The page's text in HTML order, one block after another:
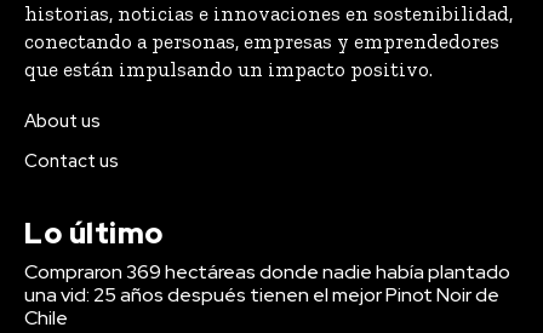
historias, noticias e innovaciones en sostenibilidad,
conectando a personas, empresas y emprendedores
que están impulsando un impacto positivo.
About us
Contact us
Lo último
Compraron 369 hectáreas donde nadie había plantado
una vid: 25 años después tienen el mejor Pinot Noir de
Chile